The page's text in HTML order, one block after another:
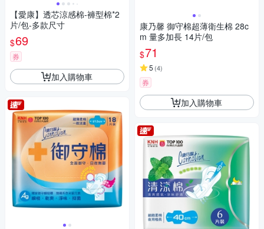
【愛康】透芯涼感棉-褲型棉*2
片/包-多款尺寸
$69
券
加入購物車
康乃馨 御守棉超薄衛生棉 28c
m 量多加長 14片/包
$71
5 (4)
券
加入購物車